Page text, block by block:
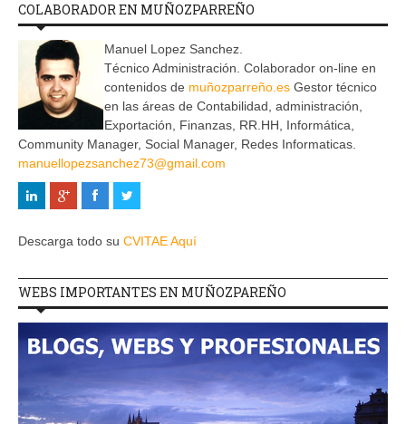
COLABORADOR EN MUÑOZPARREÑO
Manuel Lopez Sanchez.
Técnico Administración. Colaborador on-line en
contenidos de muñozparreño.es Gestor técnico
en las áreas de Contabilidad, administración,
Exportación, Finanzas, RR.HH, Informática,
Community Manager, Social Manager, Redes Informaticas.
manuellopezsanchez73@gmail.com
Descarga todo su CVITAE Aquí
WEBS IMPORTANTES EN MUÑOZPAREÑO